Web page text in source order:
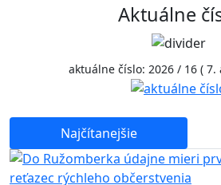
Aktuálne
aktuálne číslo: 2026 / 16 ( 7.
Najčítanejšie